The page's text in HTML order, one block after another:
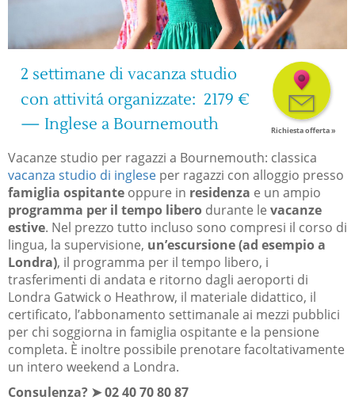
2 settimane di vacanza studio
con attivitá organizzate:  2179 €
— Inglese a Bournemouth Richiesta offerta »
Vacanze studio per ragazzi a Bournemouth: classica
vacanza studio di inglese per ragazzi con alloggio presso
famiglia ospitante oppure in residenza e un ampio
programma per il tempo libero durante le vacanze
estive. Nel prezzo tutto incluso sono compresi il corso di
lingua, la supervisione, un’escursione (ad esempio a
Londra), il programma per il tempo libero, i
trasferimenti di andata e ritorno dagli aeroporti di
Londra Gatwick o Heathrow, il materiale didattico, il
certificato, l’abbonamento settimanale ai mezzi pubblici
per chi soggiorna in famiglia ospitante e la pensione
completa. È inoltre possibile prenotare facoltativamente
un intero weekend a Londra.
Consulenza? ➤ 02 40 70 80 87